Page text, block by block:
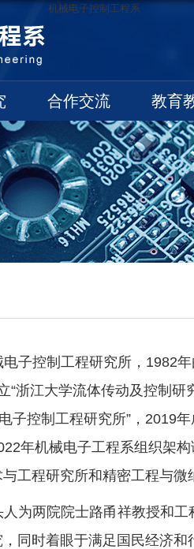
机械电子控制工程系
合作交流 教育
子控制工程研究所，1982
“浙江大学流体传动及控制
子控制工程研究所”，2019
年机械电子工程系组织架
工程研究所和精密工程与微
为两院院士路甬祥教授和
同时着眼于满足国民经济